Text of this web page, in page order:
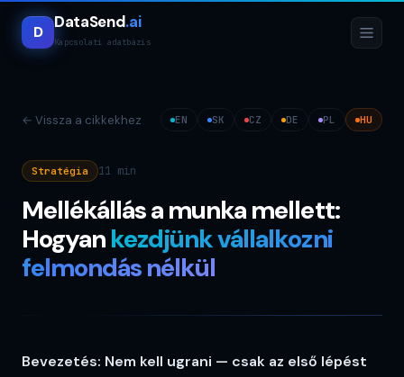
D
DataSend.ai
Kapcsolati adatbázis
← Vissza a cikkekhez EN SK CZ DE PL HU
Stratégia 11 min
Mellékállás a munka mellett:
Hogyankezdjünk vállalkozni
felmondás nélkül
Bevezetés: Nem kell ugrani — csak az első lépést